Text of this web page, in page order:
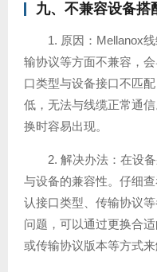
九、不兼容设备搭
1. 原因：Mellanox
输协议等方面不兼容，
口类型与设备接口不匹
低，无法与线缆正常通
换时容易出现。
2. 解决办法：在设
与设备的兼容性。仔细
认接口类型、传输协议
问题，可以通过更换合
或传输协议版本等方式来